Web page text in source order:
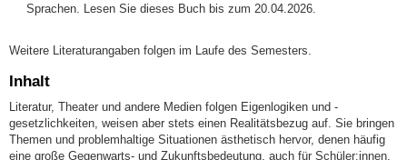
Sprachen. Lesen Sie dieses Buch bis zum 20.04.2026.
Weitere Literaturangaben folgen im Laufe des Semesters.
Inhalt
Literatur, Theater und andere Medien folgen Eigenlogiken und -
gesetzlichkeiten, weisen aber stets einen Realitätsbezug auf. Sie bringen
Themen und problemhaltige Situationen ästhetisch hervor, denen häufig
eine große Gegenwarts- und Zukunftsbedeutung, auch für Schüler:innen,